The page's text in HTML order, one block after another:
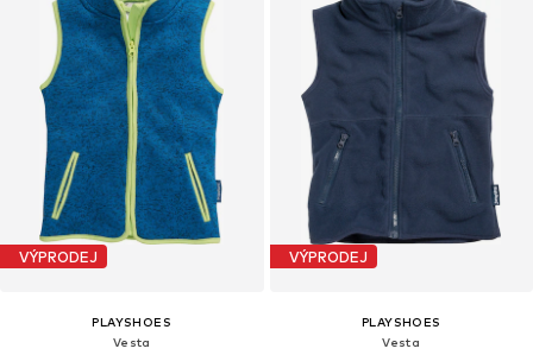
VÝPRODEJ
PLAYSHOES
Vesta
VÝPRODEJ
PLAYSHOES
Vesta